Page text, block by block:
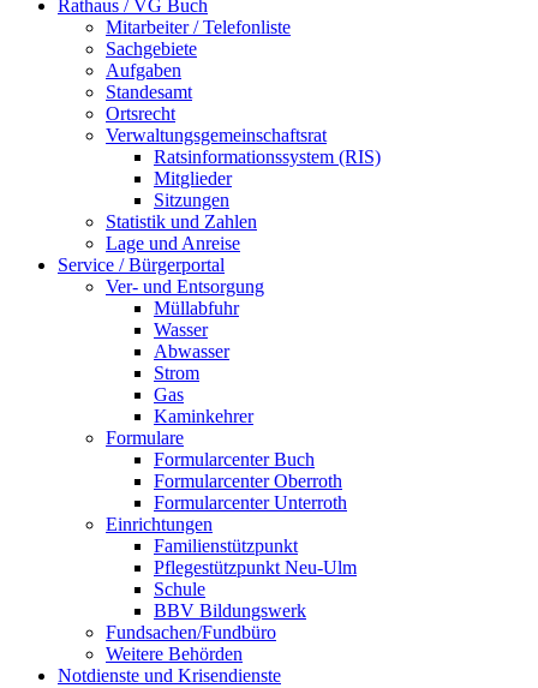
Rathaus / VG Buch
Mitarbeiter / Telefonliste
Sachgebiete
Aufgaben
Standesamt
Ortsrecht
Verwaltungsgemeinschaftsrat
Ratsinformationssystem (RIS)
Mitglieder
Sitzungen
Statistik und Zahlen
Lage und Anreise
Service / Bürgerportal
Ver- und Entsorgung
Müllabfuhr
Wasser
Abwasser
Strom
Gas
Kaminkehrer
Formulare
Formularcenter Buch
Formularcenter Oberroth
Formularcenter Unterroth
Einrichtungen
Familienstützpunkt
Pflegestützpunkt Neu-Ulm
Schule
BBV Bildungswerk
Fundsachen/Fundbüro
Weitere Behörden
Notdienste und Krisendienste